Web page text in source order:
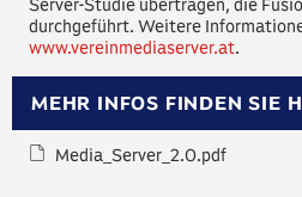
Server-Studie übertragen, die
durchgeführt. Weitere
www.vereinmediaserver.at.
MEHR INFOS FINDEN SIE
Media_Server_2.0.pdf